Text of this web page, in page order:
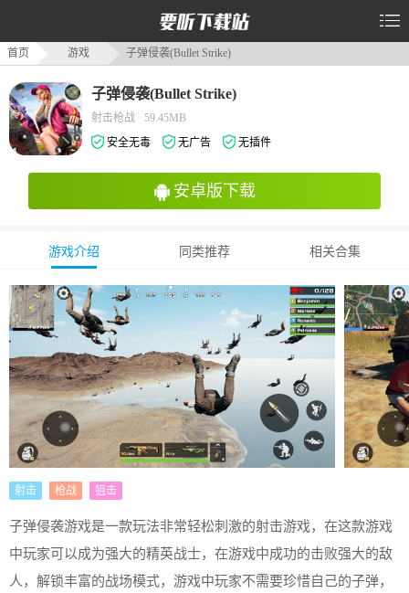
首页 游戏 子弹侵袭(Bullet Strike)
子弹侵袭(Bullet Strike)
射击枪战
59.45MB
安全无毒
无广告 无插件
安卓版下载
游戏介绍 同类推荐 相关合集
射击 枪战 狙击
子弹侵袭游戏是一款玩法非常轻松刺激的射击游戏，在这款游戏
中玩家可以成为强大的精英战士，在游戏中成功的击败强大的敌
人，解锁丰富的战场模式，游戏中玩家不需要珍惜自己的子弹，